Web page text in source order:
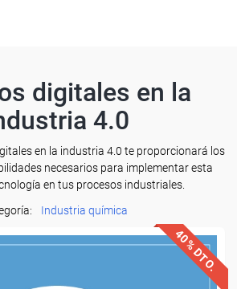
digitales en la
4.0
en la industria 4.0 te proporcionará los
necesarios para implementar esta
en tus procesos industriales.
Industria química
40% DTO.